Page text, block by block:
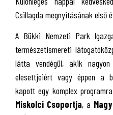
Csillagda megnyitásának első
A Bükki Nemzeti Park
természetismereti
látta vendégül, akik
elesettjeiért vagy éppen a
kapott egy komplex
Miskolci Csoportja, a